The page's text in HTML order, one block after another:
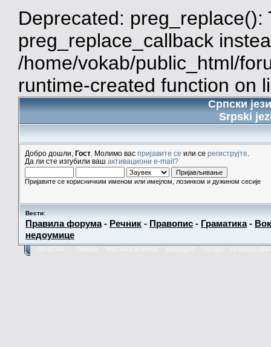
Deprecated:
preg_replace_callback
/home/vokab/public_html/
runtime-created function on
Српски
Srpski
Добро дошли, Гост . Молимо вас пријавите се или се региструјте
Да ли сте изгубили ваш активациони e-mail?
Пријавите се корисничким именом или имејлом, лозинком и дужином сесије
Вести:
Правила форума- Речник - Правопис - Граматика-
недоумице
КАЛЕНДАР